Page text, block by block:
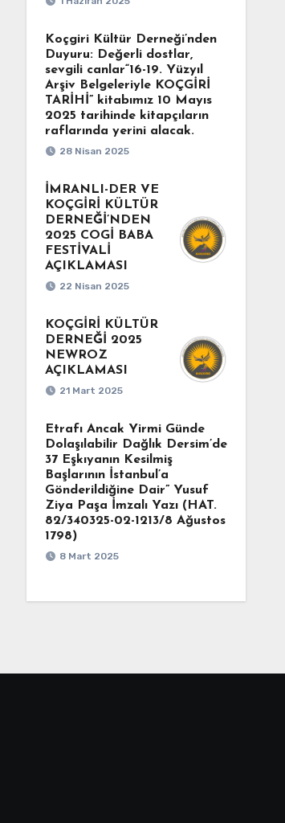
Koçgiri Kültür Derneği’nden
Duyuru: Değerli dostlar,
sevgili canlar“16-19. Yüzyıl
Arşiv Belgeleriyle KOÇGİRİ
TARİHİ” kitabımız 10 Mayıs
2025 tarihinde kitapçıların
raflarında yerini alacak.
28 Nisan 2025
İMRANLI-DER VE
KOÇGİRİ KÜLTÜR
DERNEĞİ’NDEN
2025 COGİ BABA
FESTİVALİ
AÇIKLAMASI
22 Nisan 2025
KOÇGİRİ KÜLTÜR
DERNEĞİ 2025
NEWROZ
AÇIKLAMASI
21 Mart 2025
Etrafı Ancak Yirmi Günde
Dolaşılabilir Dağlık Dersim’de
37 Eşkıyanın Kesilmiş
Başlarının İstanbul’a
Gönderildiğine Dair” Yusuf
Ziya Paşa İmzalı Yazı (HAT.
82/340325-02-1213/8 Ağustos
1798)
8 Mart 2025